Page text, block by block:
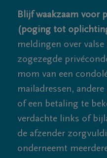
Blijf waakzaam voor
(poging tot
meldingen over
zogezegde
mom van een
mailadressen,
of een betaling te
verdachte links of
de afzender
onderneemt